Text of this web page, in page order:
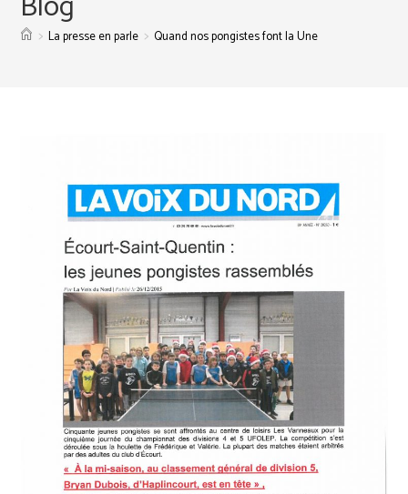
> La presse en parle > Quand nos pongistes font la Une